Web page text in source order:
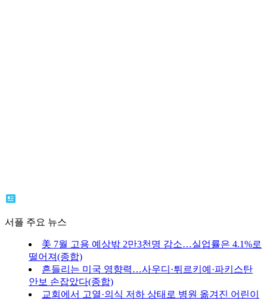
서플 주요 뉴스
美 7월 고용 예상밖 2만3천명 감소…실업률은 4.1%로
떨어져(종합)
흔들리는 미국 영향력…사우디·튀르키예·파키스탄
안보 손잡았다(종합)
교회에서 고열·의식 저하 상태로 병원 옮겨진 어린이